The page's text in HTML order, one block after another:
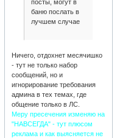
посты, могут в
баню послать в
лучшем случае
Ничего, отдохнет месячишко
- тут не только набор
сообщений, но и
игнорирование требования
админа в тех темах, где
общение только в ЛС.
Меру пресечения изменяю на
"НАВСЕГДА" - тут плюсом
реклама и как выясняется не